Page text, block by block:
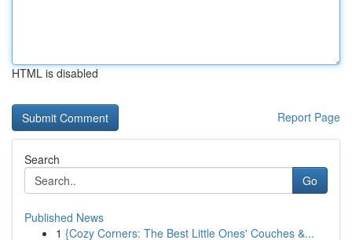
HTML is disabled
Report Page
Search
Go
Published News
1 {Cozy Corners: The Best Little Ones' Couches &...